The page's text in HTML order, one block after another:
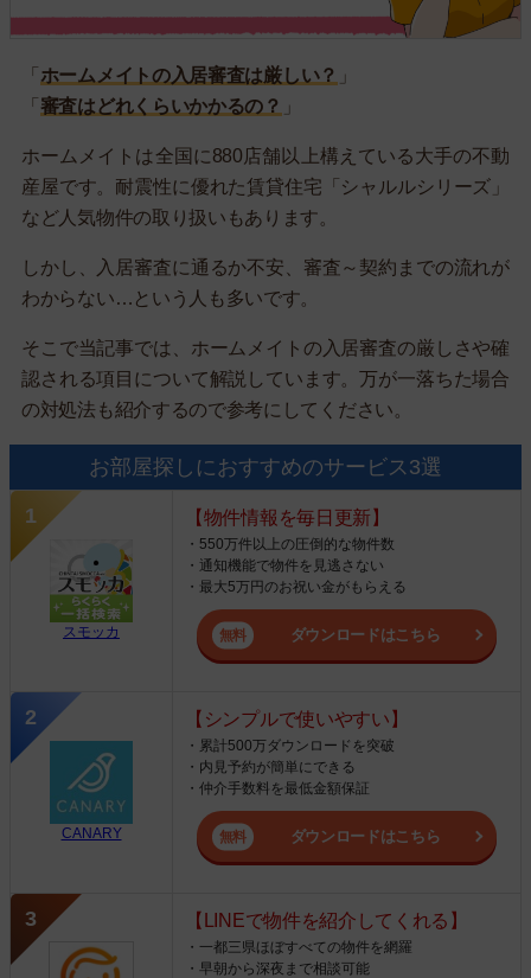
「 ホームメイトの入居審査は厳しい？ 」
「 審査はどれくらいかかるの？ 」
ホームメイトは全国に880店舗以上構えている大手の不動
産屋です。耐震性に優れた賃貸住宅「シャルルシリーズ」
など人気物件の取り扱いもあります。
しかし、入居審査に通るか不安、審査～契約までの流れが
わからない…という人も多いです。
そこで当記事では、ホームメイトの入居審査の厳しさや確
認される項目について解説しています。万が一落ちた場合
の対処法も紹介するので参考にしてください。
お部屋探しにおすすめのサービス3選
スモッカ
【物件情報を毎日更新】
・550万件以上の圧倒的な物件数
・通知機能で物件を見逃さない
・最大5万円のお祝い金がもらえる
ダウンロードはこちら
CANARY
【シンプルで使いやすい】
・累計500万ダウンロードを突破
・内見予約が簡単にできる
・仲介手数料を最低金額保証
ダウンロードはこちら
【LINEで物件を紹介してくれる】
・一都三県ほぼすべての物件を網羅
・早朝から深夜まで相談可能